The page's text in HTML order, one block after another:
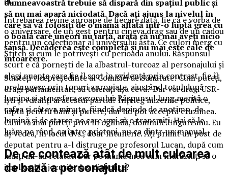
dumneavoastră trebuie să dispară din spaţiul public şi
să nu mai apară niciodată. Dacă aţi ajuns la nivelul în
care să vă folosiţi de o mamă aflată într-o luptă grea cu
o boală care uneori nu iartă, arată că nu mai aveţi nicio
şansă. Decăderea este completă şi nu mai este cale de
întoarcere.
Sunteţi vicepreşedinte al Comisiei de Sănătate! Cum puteţi,
dragi parlamentari, să toleraţi aşa ceva? Dar voi dragi USR-
işti şi votanţi ai acestui partid? Înţeleg mizeriile politice,
lupta pentru bani şi putere, dar nu pot accepta cruzimea.
Cum vă mai puteţi privi în oglindă, domnule Ungureanu. Eu
aş vedea, în locul dvs., doar întuneric. Aţi primit un post de
deputat pentru a-l distruge pe profesorul Lucan, după cum
mulţi mi-au relatat. Dar pe mama mea cum îndrăzniţi să o
implicaţi în jocurile dvs. diabolice?
Întrebarea revine aproape de fiecare dată, fie că e vorba de
o aniversare, de un gest pentru cineva drag sau de un cadou
pentru un colecționar al universului ăsta. Ce culori merg cu
Stitch și cum le potrivești cu perioada anului. Răspunsul
scurt e că pornești de la albastrul-turcoaz al personajului și
alegi nuanțe care fie îl scot în evidență prin contrast, fie îl
prelungesc prin tonuri apropiate, ajustând totul după
lumina și atmosfera sezonului. Răspunsul lung merită o
cafea și câteva minute, fiindcă depinde de anotimp, de
lumină și de starea pe care vrei să o transmiți. Hai să le
luăm pe rând, ca între prieteni, nu ca dintr-un manual.
De ce contează atât de mult culoarea
de bază a personajului